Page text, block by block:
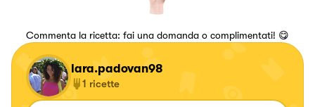
Commenta la ricetta: fai una domanda o complimentati! 😋
lara.padovan98
1 ricette